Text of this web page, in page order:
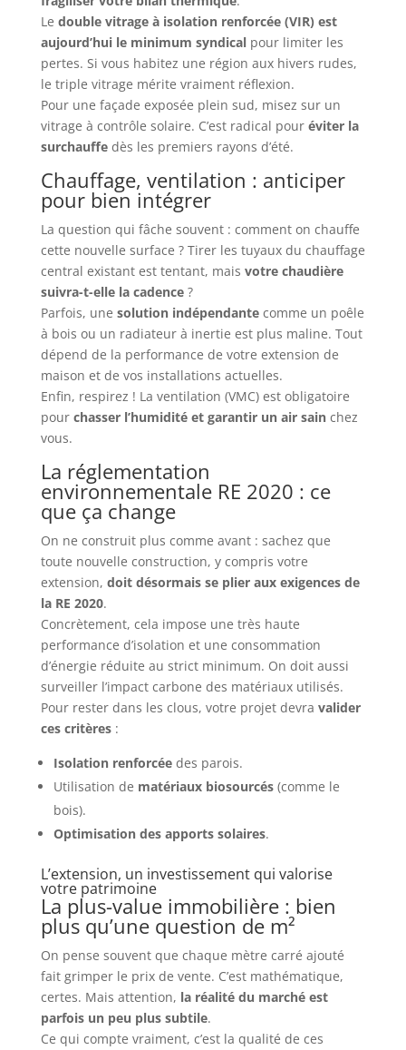
Le double vitrage à isolation renforcée (VIR) est
aujourd’hui le minimum syndicalpour limiter les
pertes. Si vous habitez une région aux hivers rudes,
le triple vitrage mérite vraiment réflexion.
Pour une façade exposée plein sud, misez sur un
vitrage à contrôle solaire. C’est radical pour éviter la
surchauffedès les premiers rayons d’été.
Chauffage, ventilation : anticiper
pour bien intégrer
La question qui fâche souvent : comment on chauffe
cette nouvelle surface ? Tirer les tuyaux du chauffage
central existant est tentant, mais votre chaudière
suivra-t-elle la cadence?
Parfois, une solution indépendantecomme un poêle
à bois ou un radiateur à inertie est plus maline. Tout
dépend de la performance de votre extension de
maison et de vos installations actuelles.
Enfin, respirez ! La ventilation (VMC) est obligatoire
pour chasser l’humidité et garantir un air sainchez
vous.
La réglementation
environnementale RE 2020 : ce
que ça change
On ne construit plus comme avant : sachez que
toute nouvelle construction, y compris votre
extension, doit désormais se plier aux exigences de
la RE 2020.
Concrètement, cela impose une très haute
performance d’isolation et une consommation
d’énergie réduite au strict minimum. On doit aussi
surveiller l’impact carbone des matériaux utilisés.
Pour rester dans les clous, votre projet devra valider
ces critères:
Isolation renforcéedes parois.
Utilisation de matériaux biosourcés(comme le
bois).
Optimisation des apports solaires.
L’extension, un investissement qui valorise
votre patrimoine
La plus-value immobilière : bien
plus qu’une question de m²
On pense souvent que chaque mètre carré ajouté
fait grimper le prix de vente. C’est mathématique,
certes. Mais attention, la réalité du marché est
parfois un peu plus subtile.
Ce qui compte vraiment, c’est la qualité de ces